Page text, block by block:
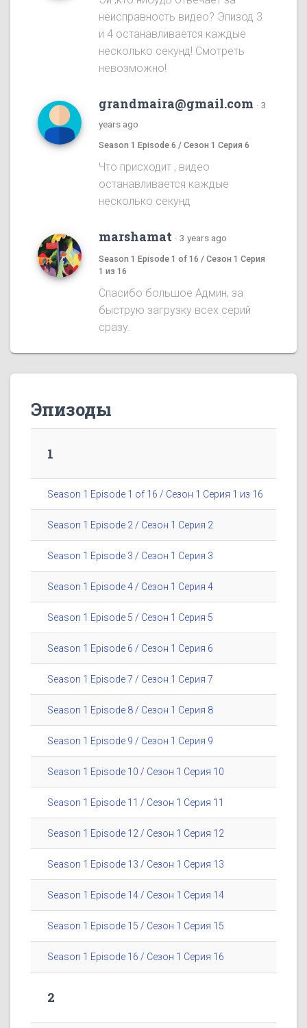
неисправность видео? Эпизод 3
и 4 останавливается каждые
несколько секунд! Смотреть
невозможно!
grandmaira@gmail.com · 3
years ago
Season 1 Episode 6 / Сезон 1 Серия 6
Что присходит , видео
останавливается каждые
несколько секунд
marshamat · 3 years ago
Season 1 Episode 1 of 16 / Сезон 1 Серия
1 из 16
Спасибо большое Админ, за
быструю загрузку всех серий
сразу.
Эпизоды
1
Season 1 Episode 1 of 16 / Сезон 1 Серия 1 из 16
Season 1 Episode 2 / Сезон 1 Серия 2
Season 1 Episode 3 / Сезон 1 Серия 3
Season 1 Episode 4 / Сезон 1 Серия 4
Season 1 Episode 5 / Сезон 1 Серия 5
Season 1 Episode 6 / Сезон 1 Серия 6
Season 1 Episode 7 / Сезон 1 Серия 7
Season 1 Episode 8 / Сезон 1 Серия 8
Season 1 Episode 9 / Сезон 1 Серия 9
Season 1 Episode 10 / Сезон 1 Серия 10
Season 1 Episode 11 / Сезон 1 Серия 11
Season 1 Episode 12 / Сезон 1 Серия 12
Season 1 Episode 13 / Сезон 1 Серия 13
Season 1 Episode 14 / Сезон 1 Серия 14
Season 1 Episode 15 / Сезон 1 Серия 15
Season 1 Episode 16 / Сезон 1 Серия 16
2